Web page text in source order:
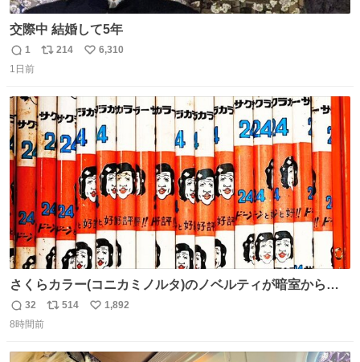
交際中 結婚して5年
返
信
1
リ
数
214
い
数
6,310
1日前
さくらカラー(コニカミノルタ)のノベルティが暗室から山
のように出てきた。 1970年代のものかなあ。 欽ちゃん鉛
筆。どうすんの、これ。
返
信
32
リ
514
い
1,892
8時間前